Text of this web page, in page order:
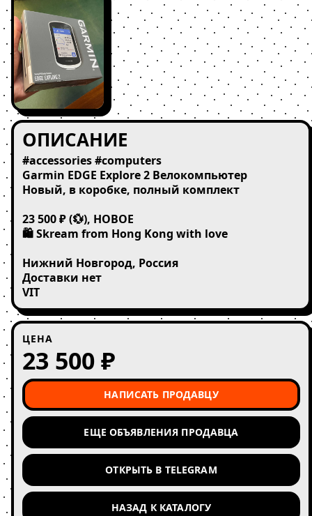
ОПИСАНИЕ
#accessories #computers
Garmin EDGE Explore 2 Велокомпьютер
Новый, в коробке, полный комплект
23 500 ₽ (💱), НОВОЕ
🛍️ Skream from Hong Kong with love
Нижний Новгород, Россия
Доставки нет
VIT
ЦЕНА
23 500 ₽
НАПИСАТЬ ПРОДАВЦУ
ЕЩЕ ОБЪЯВЛЕНИЯ ПРОДАВЦА
ОТКРЫТЬ В TELEGRAM
НАЗАД К КАТАЛОГУ